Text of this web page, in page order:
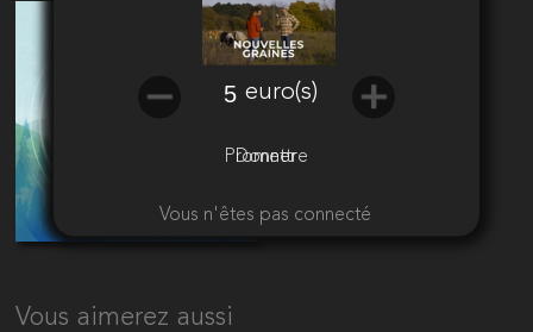
Vous aimerez aussi
euro(s)
Donner
Promettre
Vous n'êtes pas connecté